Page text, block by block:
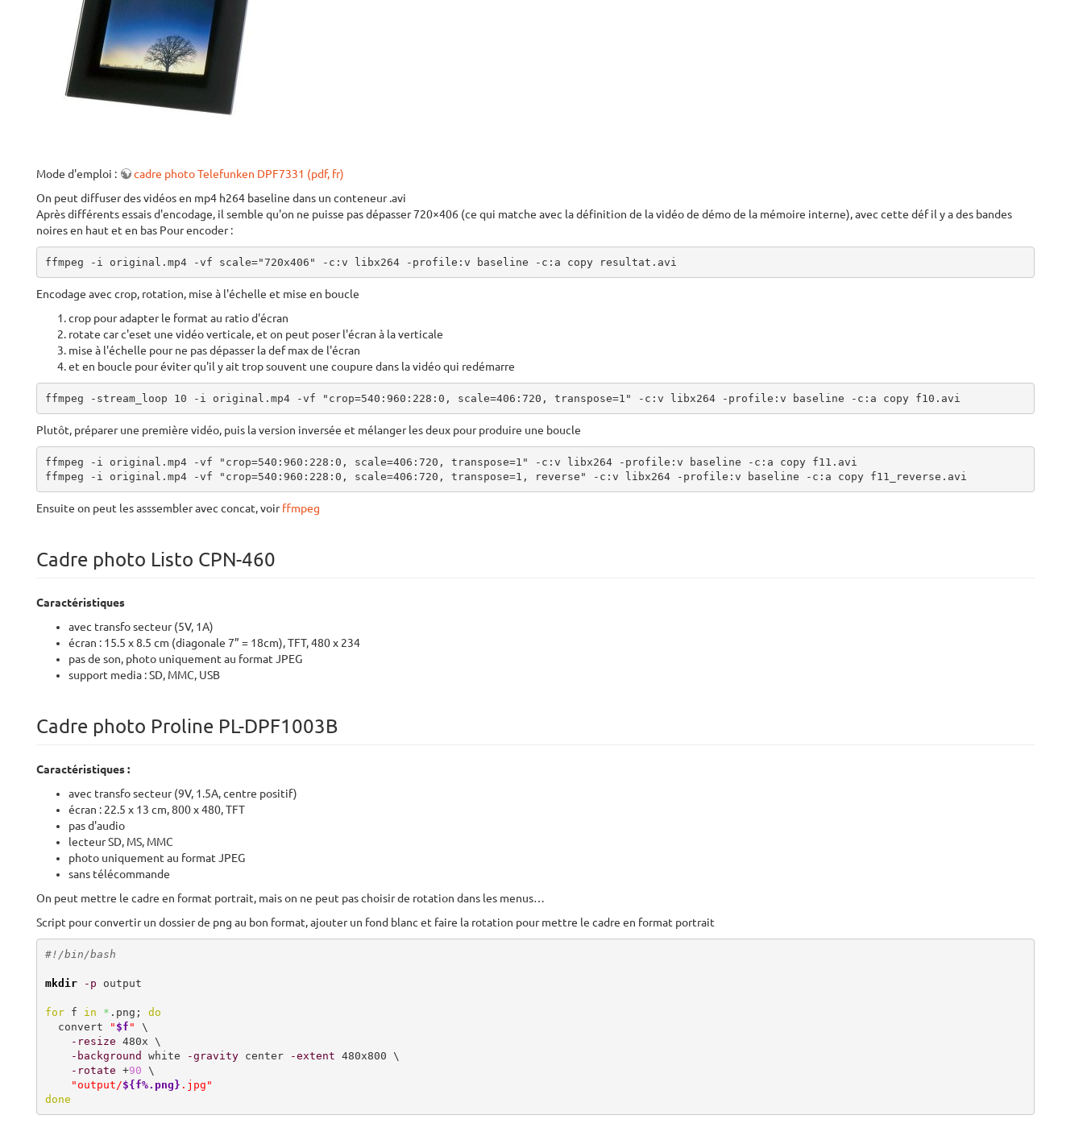
Mode d'emploi :
cadre photo Telefunken DPF7331 (pdf, fr)
On peut diffuser des vidéos en mp4 h264 baseline dans un conteneur .avi
Après différents essais d'encodage, il semble qu'on ne puisse pas dépasser 720×406 (ce qui matche avec la définition de la vidéo de démo de la mémoire interne), avec cette déf il y a des bandes
noires en haut et en bas Pour encoder :
ffmpeg -i original.mp4 -vf scale="720x406" -c:v libx264 -profile:v baseline -c:a copy resultat.avi
Encodage avec crop, rotation, mise à l'échelle et mise en boucle
crop pour adapter le format au ratio d'écran
rotate car c'eset une vidéo verticale, et on peut poser l'écran à la verticale
mise à l'échelle pour ne pas dépasser la def max de l'écran
et en boucle pour éviter qu'il y ait trop souvent une coupure dans la vidéo qui redémarre
ffmpeg -stream_loop 10 -i original.mp4 -vf "crop=540:960:228:0, scale=406:720, transpose=1" -c:v libx264 -profile:v baseline -c:a copy f10.avi
Plutôt, préparer une première vidéo, puis la version inversée et mélanger les deux pour produire une boucle
ffmpeg -i original.mp4 -vf "crop=540:960:228:0, scale=406:720, transpose=1" -c:v libx264 -profile:v baseline -c:a copy f11.avi
ffmpeg -i original.mp4 -vf "crop=540:960:228:0, scale=406:720, transpose=1, reverse" -c:v libx264 -profile:v baseline -c:a copy f11_reverse.avi
Ensuite on peut les asssembler avec concat, voirffmpeg
Cadre photo Listo CPN-460
Caractéristiques
avec transfo secteur (5V, 1A)
écran : 15.5 x 8.5 cm (diagonale 7” = 18cm), TFT, 480 x 234
pas de son, photo uniquement au format JPEG
support media : SD, MMC, USB
Cadre photo Proline PL-DPF1003B
Caractéristiques :
avec transfo secteur (9V, 1.5A, centre positif)
écran : 22.5 x 13 cm, 800 x 480, TFT
pas d'audio
lecteur SD, MS, MMC
photo uniquement au format JPEG
sans télécommande
On peut mettre le cadre en format portrait, mais on ne peut pas choisir de rotation dans les menus…
Script pour convertir un dossier de png au bon format, ajouter un fond blanc et faire la rotation pour mettre le cadre en format portrait
#!/bin/bash
mkdir -p output
for f in * .png; do
  convert
" $f " \
-resize 480x \
-background white -gravity center -extent 480x800 \
-rotate +90 \
"output/${f%.png} .jpg"
done